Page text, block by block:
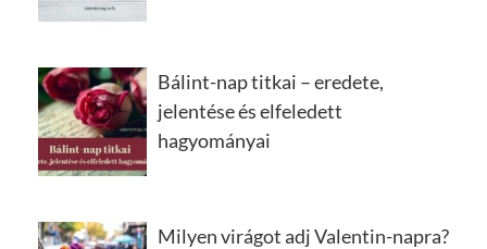
Bálint-nap titkai – eredete,
jelentése és elfeledett
hagyományai
Milyen virágot adj Valentin-napra?